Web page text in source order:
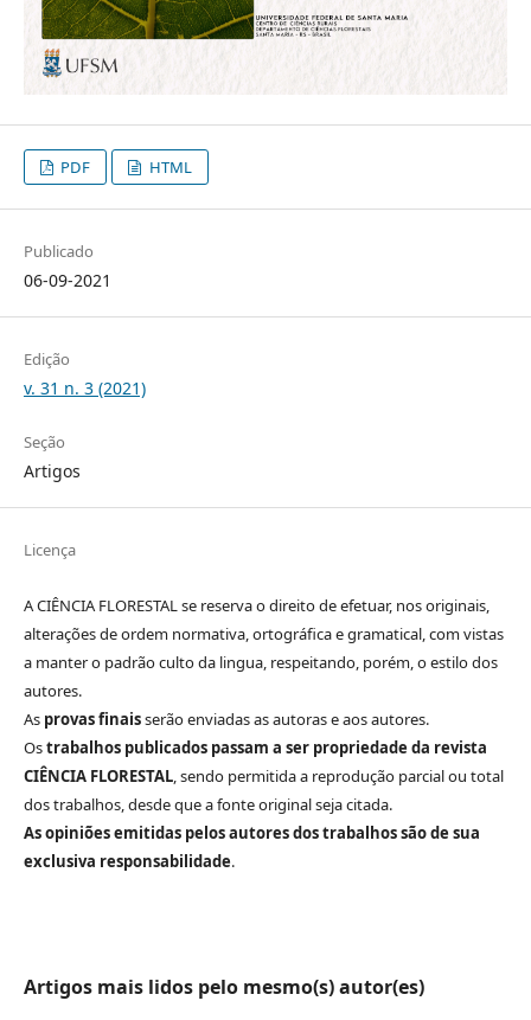
PDF HTML
Publicado
06-09-2021
Edição
v. 31 n. 3 (2021)
Seção
Artigos
Licença
A CIÊNCIA FLORESTAL se reserva o direito de efetuar, nos originais,
alterações de ordem normativa, ortográfica e gramatical, com vistas
a manter o padrão culto da lingua, respeitando, porém, o estilo dos
autores.
As provas finaisserão enviadas as autoras e aos autores.
Ostrabalhos publicados passam a ser propriedade da revista
CIÊNCIA FLORESTAL, sendo permitida a reprodução parcial ou total
dos trabalhos, desde que a fonte original seja citada.
As opiniões emitidas pelos autores dos trabalhos são de sua
exclusiva responsabilidade.
Artigos mais lidos pelo mesmo(s) autor(es)